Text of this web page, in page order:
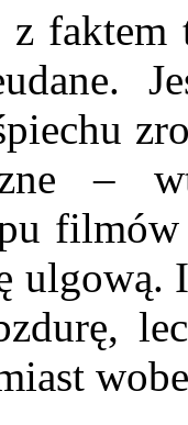
faktem
–
ulgową.